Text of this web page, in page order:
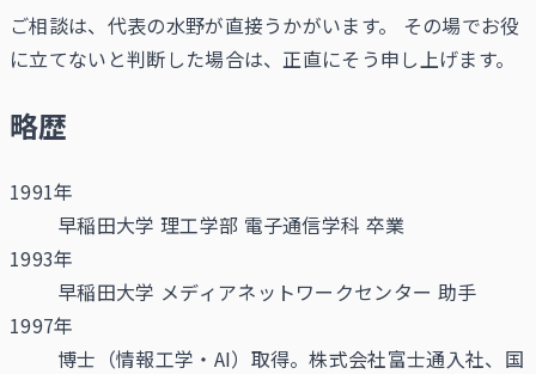
ご相談は、代表の水野が直接うかがいます。 その場でお役
に立てないと判断した場合は、正直にそう申し上げます。
略歴
1991年
早稲田大学 理工学部 電子通信学科 卒業
1993年
早稲田大学 メディアネットワークセンター 助手
1997年
博士（情報工学・AI）取得。株式会社富士通入社、国